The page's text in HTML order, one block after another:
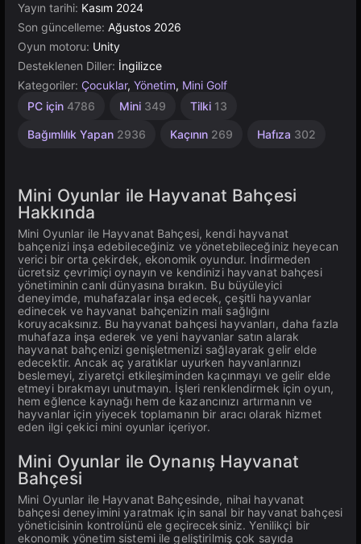
Yayın tarihi: Kasım 2024
Son güncelleme: Ağustos 2026
Oyun motoru: Unity
Desteklenen Diller: İngilizce
Kategoriler: Çocuklar, Yönetim, Mini Golf
PC için 4786 Mini 349 Tilki 13
Bağımlılık Yapan 2936 Kaçının 269 Hafıza 302
Sonsuz
Sevimli
Öğrenme
Toplama
Evcil
Bakımı
Bina
Yüksek
3571
Çizgi
46
Çocuklar
1480
Tarayıcı
Unity
3177
Mini Oyunlar ile Hayvanat Bahçesi
Hakkında
Mini Oyunlar ile Hayvanat Bahçesi, kendi hayvanat
bahçenizi inşa edebileceğiniz ve yönetebileceğiniz heyecan
verici bir orta çekirdek, ekonomik oyundur. İndirmeden
ücretsiz çevrimiçi oynayın ve kendinizi hayvanat bahçesi
yönetiminin canlı dünyasına bırakın. Bu büyüleyici
deneyimde, muhafazalar inşa edecek, çeşitli hayvanlar
edinecek ve hayvanat bahçenizin mali sağlığını
koruyacaksınız. Bu hayvanat bahçesi hayvanları, daha fazla
muhafaza inşa ederek ve yeni hayvanlar satın alarak
hayvanat bahçenizi genişletmenizi sağlayarak gelir elde
edecektir. Ancak aç yaratıklar uyurken hayvanlarınızı
beslemeyi, ziyaretçi etkileşiminden kaçınmayı ve gelir elde
etmeyi bırakmayı unutmayın. İşleri renklendirmek için oyun,
hem eğlence kaynağı hem de kazancınızı artırmanın ve
hayvanlar için yiyecek toplamanın bir aracı olarak hizmet
eden ilgi çekici mini oyunlar içeriyor.
Mini Oyunlar ile Oynanış Hayvanat
Bahçesi
Mini Oyunlar ile Hayvanat Bahçesinde, nihai hayvanat
bahçesi deneyimini yaratmak için sanal bir hayvanat bahçesi
yöneticisinin kontrolünü ele geçireceksiniz. Yenilikçi bir
ekonomik yönetim sistemi ile geliştirilmiş çok sayıda